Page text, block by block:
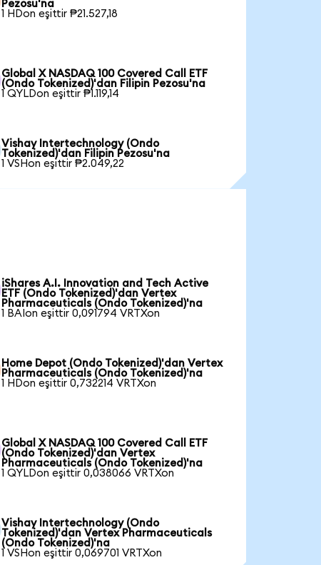
Pezosu'na
1 HDon eşittir ₱21.527,18
Global X NASDAQ 100 Covered Call ETF
(Ondo Tokenized)'dan Filipin Pezosu'na
1 QYLDon eşittir ₱1.119,14
Vishay Intertechnology (Ondo
Tokenized)'dan Filipin Pezosu'na
1 VSHon eşittir ₱2.049,22
iShares A.I. Innovation and Tech Active
ETF (Ondo Tokenized)'dan Vertex
Pharmaceuticals (Ondo Tokenized)'na
1 BAIon eşittir 0,091794 VRTXon
Home Depot (Ondo Tokenized)'dan Vertex
Pharmaceuticals (Ondo Tokenized)'na
1 HDon eşittir 0,732214 VRTXon
Global X NASDAQ 100 Covered Call ETF
(Ondo Tokenized)'dan Vertex
Pharmaceuticals (Ondo Tokenized)'na
1 QYLDon eşittir 0,038066 VRTXon
Vishay Intertechnology (Ondo
Tokenized)'dan Vertex Pharmaceuticals
(Ondo Tokenized)'na
1 VSHon eşittir 0,069701 VRTXon